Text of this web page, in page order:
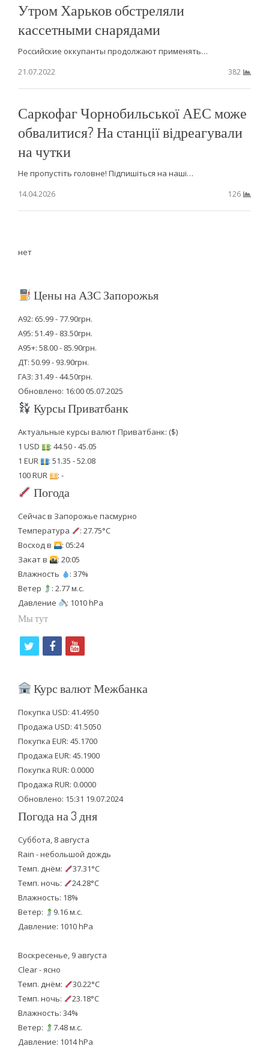
Утром Харьков обстреляли
кассетными снарядами
Российские оккупанты продолжают применять…
21.07.2022
382
Саркофаг Чорнобильської АЕС може
обвалитися? На станції відреагували
на чутки
Не пропустіть головне! Підпишіться на наші…
14.04.2026
126
нет
Цены на АЗС Запорожья
А92: 65.99 - 77.90грн.
А95: 51.49 - 83.50грн.
А95+: 58.00 - 85.90грн.
ДТ: 50.99 - 93.90грн.
ГАЗ: 31.49 - 44.50грн.
Обновлено: 16:00 05.07.2025
Курсы Приватбанк
Актуальные курсы валют Приватбанк: ($)
1 USD
: 44.50 - 45.05
1 EUR
: 51.35 - 52.08
100 RUR
: -
Погода
Сейчас в Запорожье пасмурно
Температура
: 27.75°C
Восход в
: 05:24
Закат в
: 20:05
Влажность
: 37%
Ветер
: 2.77 м.с.
Давление
: 1010 hPa
Мы тут
i
t
e
r
f
c
b
o
o
k
y
u
u
b
e
Курс валют Межбанка
Покупка USD: 41.4950
Продажа USD: 41.5050
Покупка EUR: 45.1700
Продажа EUR: 45.1900
Покупка RUR: 0.0000
Продажа RUR: 0.0000
Обновлено: 15:31 19.07.2024
Погода на 3 дня
Суббота, 8 августа
Rain - небольшой дождь
Темп. днём:
37.31°C
Темп. ночь:
24.28°C
Влажность: 18%
Ветер:
9.16 м.с.
Давление: 1010 hPa
Воскресенье, 9 августа
Clear - ясно
Темп. днём:
30.22°C
Темп. ночь:
23.18°C
Влажность: 34%
Ветер:
7.48 м.с.
Давление: 1014 hPa